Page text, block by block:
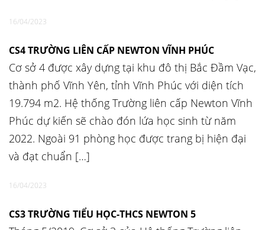
16/04/2023
CS4 TRƯỜNG LIÊN CẤP NEWTON VĨNH PHÚC
Cơ sở 4 được xây dựng tại khu đô thị Bắc Đầm Vạc,
thành phố Vĩnh Yên, tỉnh Vĩnh Phúc với diện tích
19.794 m2. Hệ thống Trường liên cấp Newton Vĩnh
Phúc dự kiến sẽ chào đón lứa học sinh từ năm
2022. Ngoài 91 phòng học được trang bị hiện đại
và đạt chuẩn […]
16/04/2023
CS3 TRƯỜNG TIỂU HỌC-THCS NEWTON 5